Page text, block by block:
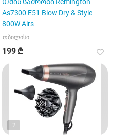
As7300 E51 Blow Dry & Style
800W Airs
თბილისი
199 ₾
2